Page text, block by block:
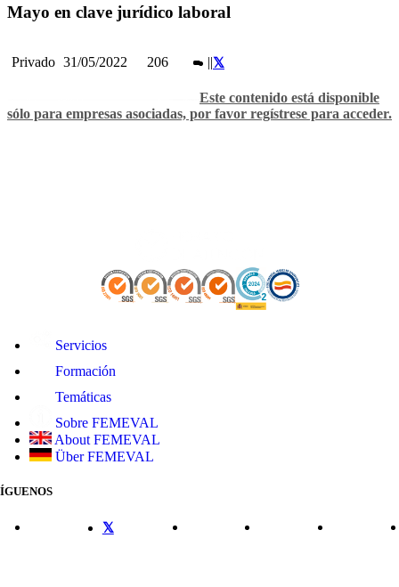
Mayo en clave jurídico laboral
Privado 31/05/2022 206 ||
Este contenido está disponible
sólo para empresas asociadas, por favor regístrese para acceder.
Servicios
Formación
Temáticas
Sobre FEMEVAL
About FEMEVAL
Über FEMEVAL